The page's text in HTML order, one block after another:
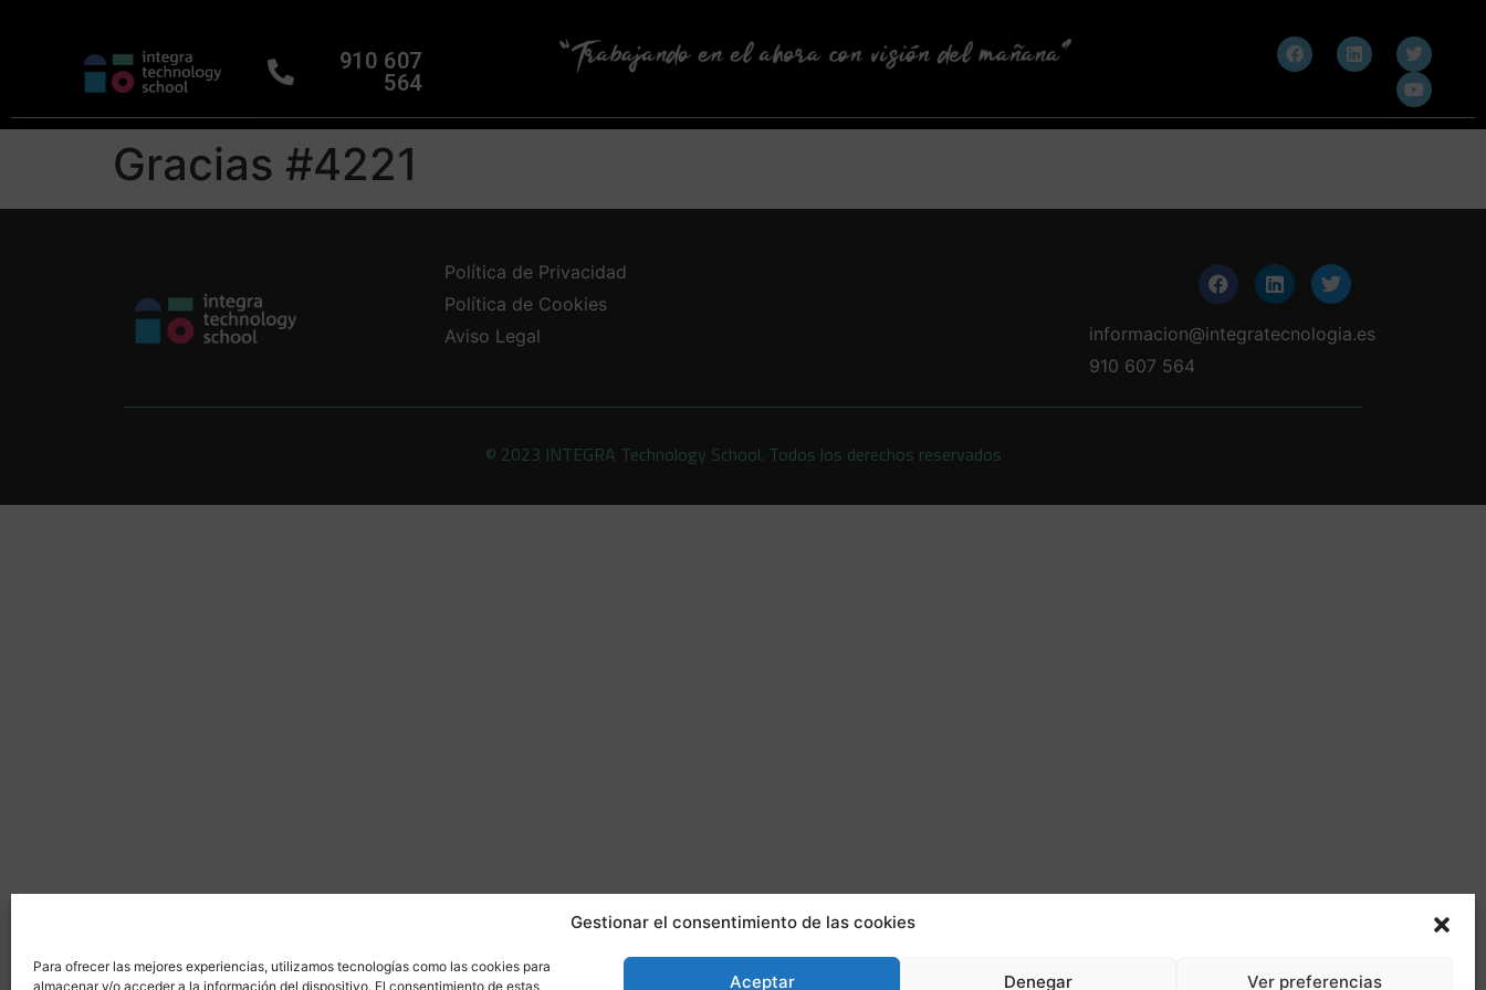
Gestionar el consentimiento de las cookies
Para ofrecer las mejores experiencias, utilizamos tecnologías como las cookies para
almacenar y/o acceder a la información del dispositivo. El consentimiento de estas
Aceptar Denegar Ver preferencias
910 607
564
Gracias #4221
Política de Privacidad
Política de Cookies
Aviso Legal
informacion@integratecnologia.es
910 607 564
© 2023 INTEGRA Technology School. Todos los derechos reservados